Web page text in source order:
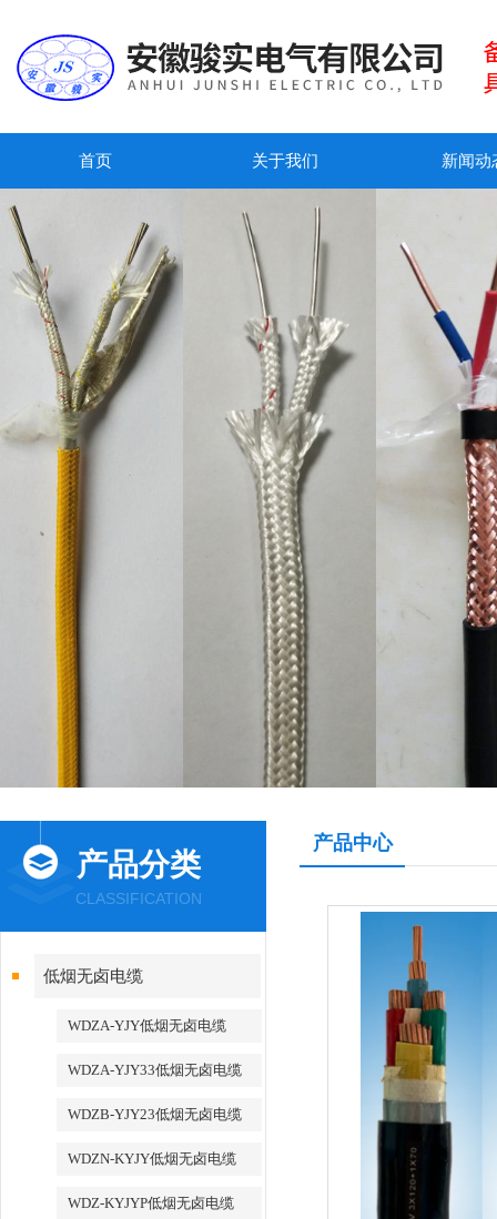
首页 关于我们 新闻动
产品分类
CLASSIFICATION
低烟无卤电缆
WDZA-YJY低烟无卤电缆
WDZA-YJY33低烟无卤电缆
WDZB-YJY23低烟无卤电缆
WDZN-KYJY低烟无卤电缆
WDZ-KYJYP低烟无卤电缆
产品中心